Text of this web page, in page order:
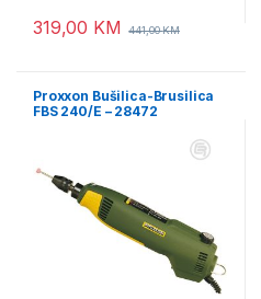
319,00 KM 441,00KM
Proxxon Bušilica-Brusilica
FBS 240/E – 28472